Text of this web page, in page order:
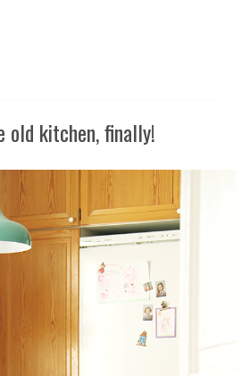
old kitchen, finally!